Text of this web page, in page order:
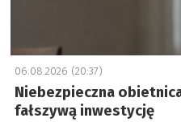
06.08.2026 (20:37)
Niebezpieczna
fałszywą inwestycję